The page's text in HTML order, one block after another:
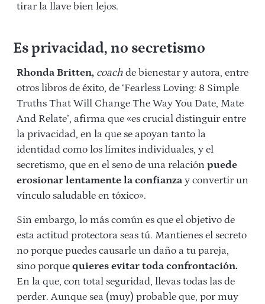
tirar la llave bien lejos.
Es privacidad, no secretismo
Rhonda Britten, coach de bienestar y autora, entre
otros libros de éxito, de ‘Fearless Loving: 8 Simple
Truths That Will Change The Way You Date, Mate
And Relate’, afirma que «es crucial distinguir entre
la privacidad, en la que se apoyan tanto la
identidad como los límites individuales, y el
secretismo, que en el seno de una relación puede
erosionar lentamente la confianza y convertir un
vínculo saludable en tóxico».
Sin embargo, lo más común es que el objetivo de
esta actitud protectora seas tú. Mantienes el secreto
no porque puedes causarle un daño a tu pareja,
sino porque quieres evitar toda confrontación.
En la que, con total seguridad, llevas todas las de
perder. Aunque sea (muy) probable que, por muy